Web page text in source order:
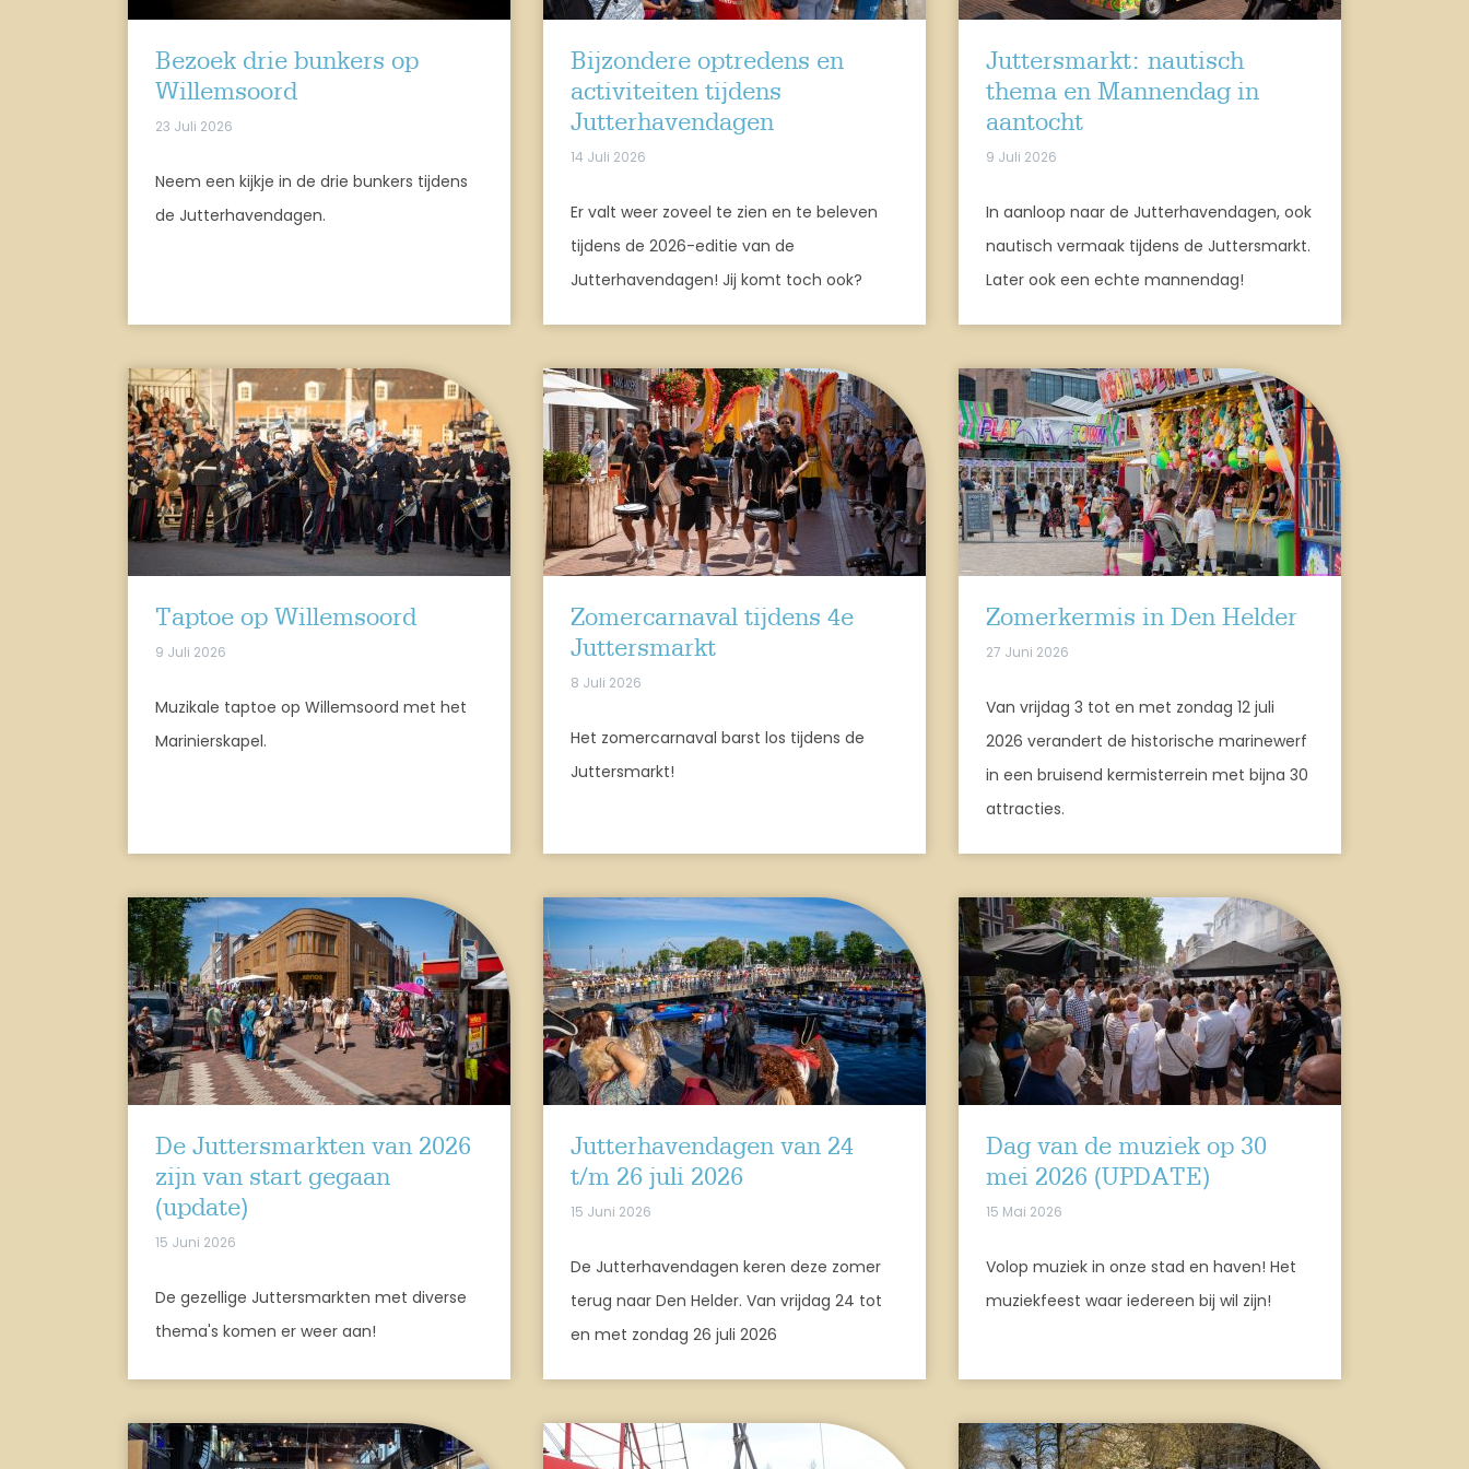
Bezoek drie bunkers op
Willemsoord
23 Juli 2026
Neem een kijkje in de drie bunkers tijdens
de Jutterhavendagen.
Bijzondere optredens en
activiteiten tijdens
Jutterhavendagen
14 Juli 2026
Er valt weer zoveel te zien en te beleven
tijdens de 2026-editie van de
Jutterhavendagen! Jij komt toch ook?
Juttersmarkt: nautisch
thema en Mannendag in
aantocht
9 Juli 2026
In aanloop naar de Jutterhavendagen, ook
nautisch vermaak tijdens de Juttersmarkt.
Later ook een echte mannendag!
Taptoe op Willemsoord
9 Juli 2026
Muzikale taptoe op Willemsoord met het
Marinierskapel.
Zomercarnaval tijdens 4e
Juttersmarkt
8 Juli 2026
Het zomercarnaval barst los tijdens de
Juttersmarkt!
Zomerkermis in Den Helder
27 Juni 2026
Van vrijdag 3 tot en met zondag 12 juli
2026 verandert de historische marinewerf
in een bruisend kermisterrein met bijna 30
attracties.
De Juttersmarkten van 2026
zijn van start gegaan
(update)
15 Juni 2026
De gezellige Juttersmarkten met diverse
thema's komen er weer aan!
Jutterhavendagen van 24
t/m 26 juli 2026
15 Juni 2026
De Jutterhavendagen keren deze zomer
terug naar Den Helder. Van vrijdag 24 tot
en met zondag 26 juli 2026
Dag van de muziek op 30
mei 2026 (UPDATE)
15 Mai 2026
Volop muziek in onze stad en haven! Het
muziekfeest waar iedereen bij wil zijn!